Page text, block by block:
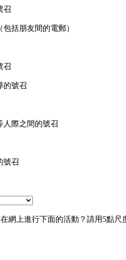
召
括朋友間的電郵）
召
的號召
人際之間的號召
號召
網上進行下面的活動？請用5點